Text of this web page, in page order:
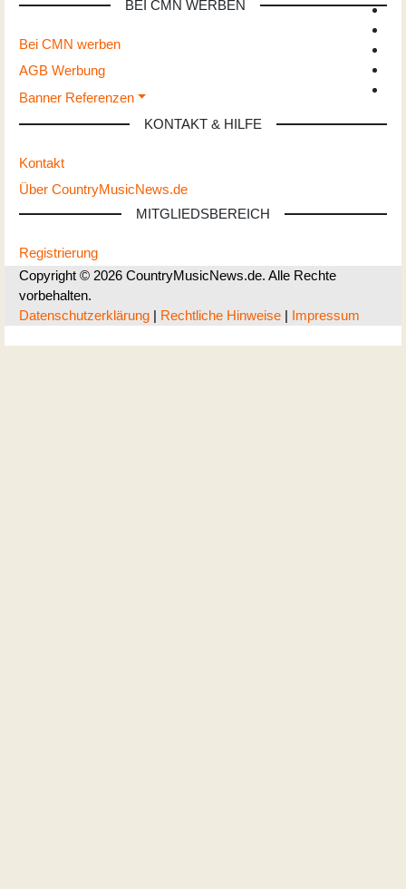
BEI CMN WERBEN
Bei CMN werben
AGB Werbung
Banner Referenzen
KONTAKT & HILFE
Kontakt
Über CountryMusicNews.de
MITGLIEDSBEREICH
Registrierung
Copyright © 2026 CountryMusicNews.de. Alle Rechte
vorbehalten.
Datenschutzerklärung | Rechtliche Hinweise | Impressum